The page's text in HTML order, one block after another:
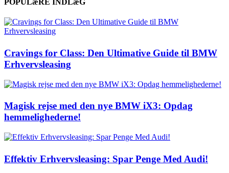
POPULæRE INDLæG
Cravings for Class: Den Ultimative Guide til BMW
Erhvervsleasing
Magisk rejse med den nye BMW iX3: Opdag
hemmelighederne!
Effektiv Erhvervsleasing: Spar Penge Med Audi!